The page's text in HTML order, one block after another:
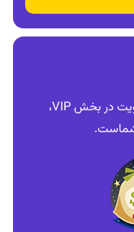
تجربه‌ای متفاوت در دنیای شرط‌بندی! با عضویت در بخش VIP،
شماست.